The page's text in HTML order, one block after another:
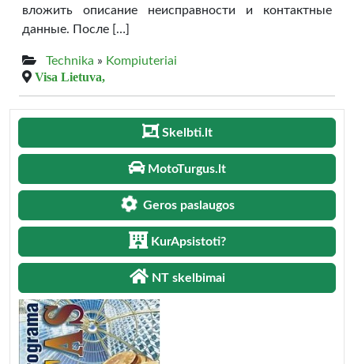
вложить описание неисправности и контактные
данные. После […]
Technika » Kompiuteriai
Visa Lietuva,
Skelbti.lt
MotoTurgus.lt
Geros paslaugos
KurApsistoti?
NT skelbimai